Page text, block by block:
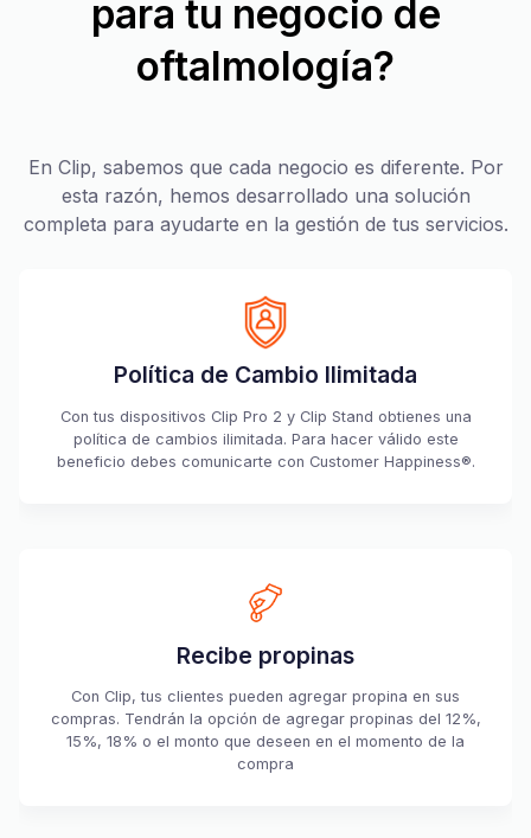
para tu negocio de
oftalmología?
En Clip, sabemos que cada negocio es diferente. Por
esta razón, hemos desarrollado una solución
completa para ayudarte en la gestión de tus servicios.
Política de Cambio Ilimitada
Con tus dispositivos Clip Pro 2 y Clip Stand obtienes una
política de cambios ilimitada. Para hacer válido este
beneficio debes comunicarte con Customer Happiness®.
Recibe propinas
Con Clip, tus clientes pueden agregar propina en sus
compras. Tendrán la opción de agregar propinas del 12%,
15%, 18% o el monto que deseen en el momento de la
compra